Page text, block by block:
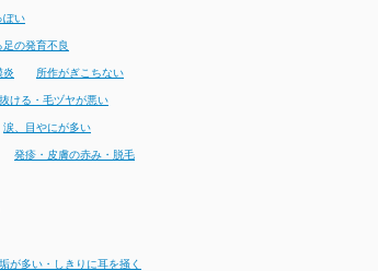
ぽい
足の発育不良
炎 所作がぎこちない
ける・毛ヅヤが悪い
涙、目やにが多い
発疹・皮膚の赤み・脱毛
が多い・しきりに耳を掻く